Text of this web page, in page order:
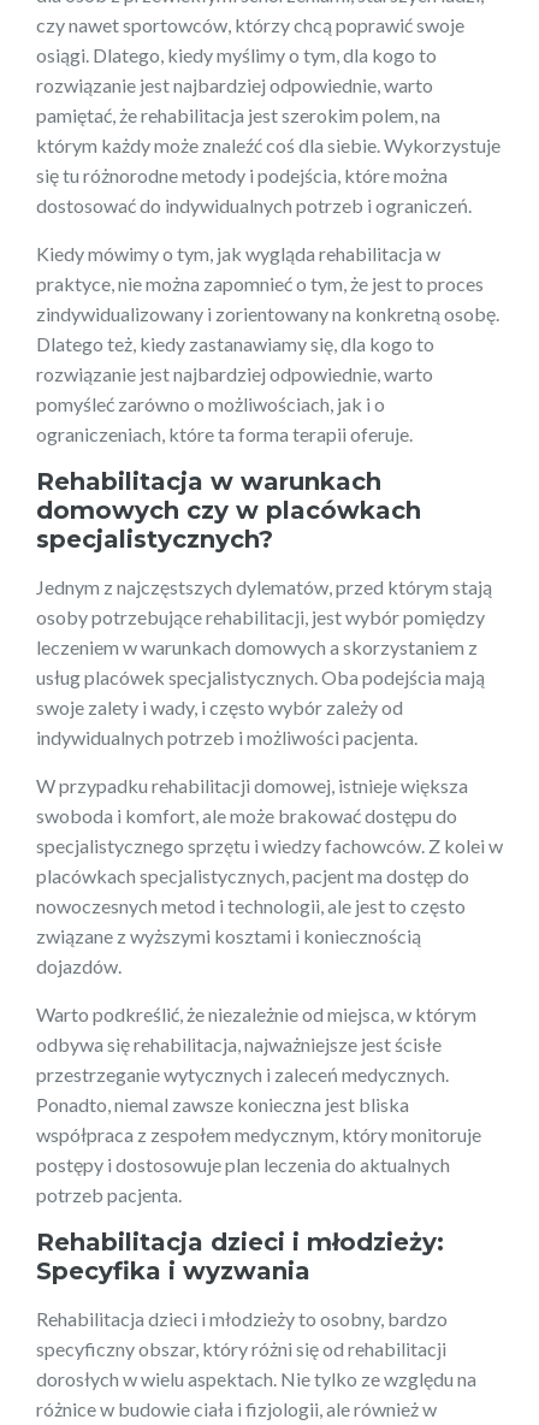
czy nawet sportowców, którzy chcą poprawić swoje
osiągi. Dlatego, kiedy myślimy o tym, dla kogo to
rozwiązanie jest najbardziej odpowiednie, warto
pamiętać, że rehabilitacja jest szerokim polem, na
którym każdy może znaleźć coś dla siebie. Wykorzystuje
się tu różnorodne metody i podejścia, które można
dostosować do indywidualnych potrzeb i ograniczeń.
Kiedy mówimy o tym, jak wygląda rehabilitacja w
praktyce, nie można zapomnieć o tym, że jest to proces
zindywidualizowany i zorientowany na konkretną osobę.
Dlatego też, kiedy zastanawiamy się, dla kogo to
rozwiązanie jest najbardziej odpowiednie, warto
pomyśleć zarówno o możliwościach, jak i o
ograniczeniach, które ta forma terapii oferuje.
Rehabilitacja w warunkach
domowych czy w placówkach
specjalistycznych?
Jednym z najczęstszych dylematów, przed którym stają
osoby potrzebujące rehabilitacji, jest wybór pomiędzy
leczeniem w warunkach domowych a skorzystaniem z
usług placówek specjalistycznych. Oba podejścia mają
swoje zalety i wady, i często wybór zależy od
indywidualnych potrzeb i możliwości pacjenta.
W przypadku rehabilitacji domowej, istnieje większa
swoboda i komfort, ale może brakować dostępu do
specjalistycznego sprzętu i wiedzy fachowców. Z kolei w
placówkach specjalistycznych, pacjent ma dostęp do
nowoczesnych metod i technologii, ale jest to często
związane z wyższymi kosztami i koniecznością
dojazdów.
Warto podkreślić, że niezależnie od miejsca, w którym
odbywa się rehabilitacja, najważniejsze jest ścisłe
przestrzeganie wytycznych i zaleceń medycznych.
Ponadto, niemal zawsze konieczna jest bliska
współpraca z zespołem medycznym, który monitoruje
postępy i dostosowuje plan leczenia do aktualnych
potrzeb pacjenta.
Rehabilitacja dzieci i młodzieży:
Specyfika i wyzwania
Rehabilitacja dzieci i młodzieży to osobny, bardzo
specyficzny obszar, który różni się od rehabilitacji
dorosłych w wielu aspektach. Nie tylko ze względu na
różnice w budowie ciała i fizjologii, ale również w